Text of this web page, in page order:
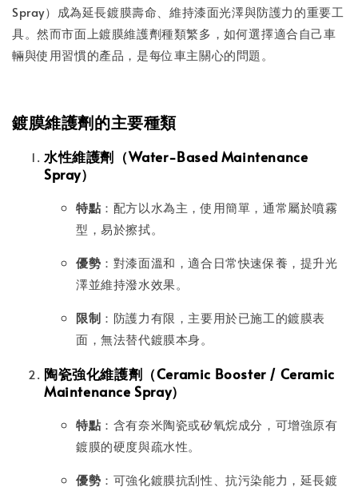
Spray）成為延長鍍膜壽命、維持漆面光澤與防護力的重要工
具。然而市面上鍍膜維護劑種類繁多，如何選擇適合自己車
輛與使用習慣的產品，是每位車主關心的問題。
鍍膜維護劑的主要種類
水性維護劑（Water-Based Maintenance
Spray）
特點 ：配方以水為主，使用簡單，通常屬於噴霧
型，易於擦拭。
優勢 ：對漆面溫和，適合日常快速保養，提升光
澤並維持潑水效果。
限制 ：防護力有限，主要用於已施工的鍍膜表
面，無法替代鍍膜本身。
陶瓷強化維護劑（Ceramic Booster / Ceramic
Maintenance Spray）
特點 ：含有奈米陶瓷或矽氧烷成分，可增強原有
鍍膜的硬度與疏水性。
優勢 ：可強化鍍膜抗刮性、抗污染能力，延長鍍